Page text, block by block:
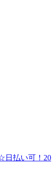
日払い可！20